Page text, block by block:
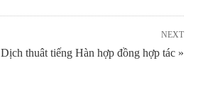
NEXT
Dịch thuât tiếng Hàn hợp đồng hợp tác »